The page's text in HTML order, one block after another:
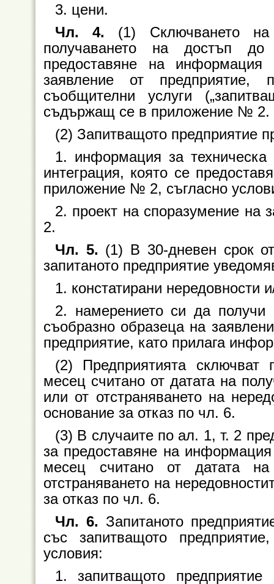
3. цени.
Чл. 4. (1) Сключването
получаването на достъп до
предоставяне на
заявление от предприятие,
съобщителни услуги
съдържащ се в приложение № 2.
(2) Запитващото предприятие
1. информация за техническа
интеграция, която се
приложение № 2, съгласно
2. проект на споразумение на
2.
Чл. 5. (1) В 30-дневен срок
запитаното предприятие
1. констатирани нередовности
2. намерението си да получи
съобразно образеца на
предприятие, като прилага
(2) Предприятията
месец считано от датата на
или от отстраняването на
основание за отказ по чл. 6.
(3) В случаите по ал. 1, т. 2
за предоставяне на
месец считано от датата
отстраняването на
за отказ по чл. 6.
Чл. 6. Запитаното
със запитващото
условия:
1. запитващото